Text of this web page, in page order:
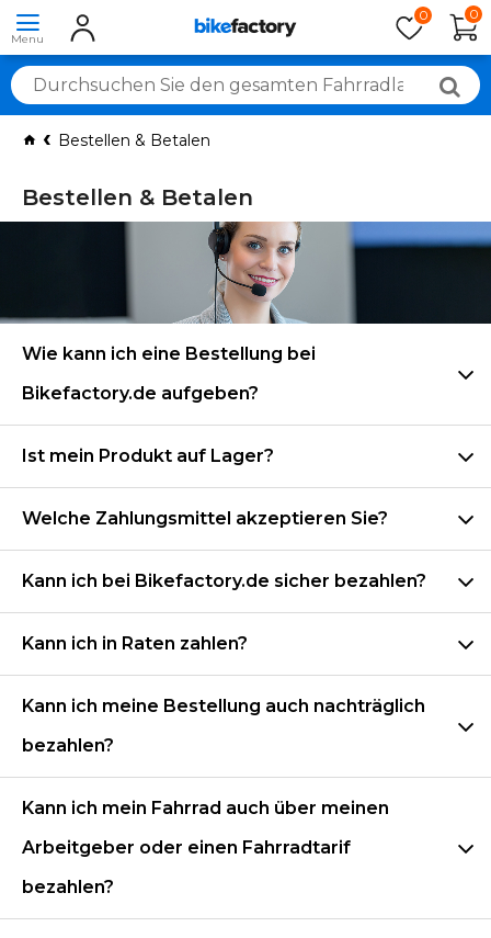
0 0
Bestellen & Betalen
Bestellen & Betalen
Wie kann ich eine Bestellung bei
Bikefactory.de aufgeben?
Ist mein Produkt auf Lager?
Welche Zahlungsmittel akzeptieren Sie?
Kann ich bei Bikefactory.de sicher bezahlen?
Kann ich in Raten zahlen?
Kann ich meine Bestellung auch nachträglich
bezahlen?
Kann ich mein Fahrrad auch über meinen
Arbeitgeber oder einen Fahrradtarif
bezahlen?